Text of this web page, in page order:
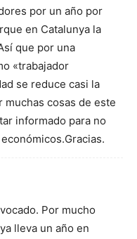
por un año por
en Catalunya la
que por una
«trabajador
se reduce casi la
cosas de este
informado para no
Por mucho
lleva un año en